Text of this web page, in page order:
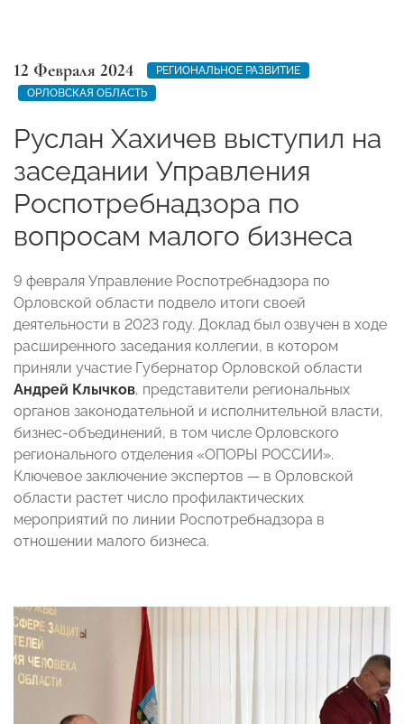
12 Февраля 2024
РЕГИОНАЛЬНОЕ РАЗВИТИЕ
ОРЛОВСКАЯ ОБЛАСТЬ
Руслан Хахичев выступил на
заседании Управления
Роспотребнадзора по
вопросам малого бизнеса
9 февраля Управление Роспотребнадзора по
Орловской области подвело итоги своей
деятельности в 2023 году. Доклад был озвучен в ходе
расширенного заседания коллегии, в котором
приняли участие Губернатор Орловской области
Андрей Клычков, представители региональных
органов законодательной и исполнительной власти,
бизнес-объединений, в том числе Орловского
регионального отделения «ОПОРЫ РОССИИ».
Ключевое заключение экспертов — в Орловской
области растет число профилактических
мероприятий по линии Роспотребнадзора в
отношении малого бизнеса.